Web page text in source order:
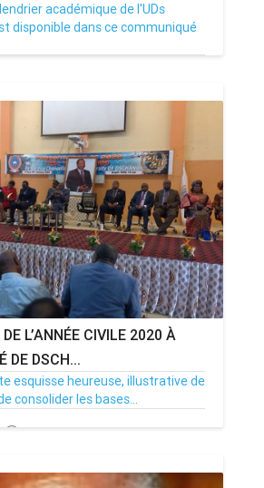
académique de l'UDs
disponible dans ce communiqué
L’ANNÉE CIVILE 2020 À
DE DSCH...
esquisse heureuse, illustrative de
consolider les bases...
Par MenouActu 0